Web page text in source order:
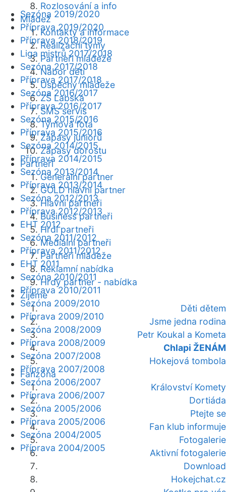
Rozlosování a info
Mládež
Kontakty a informace
Realizační týmy
Partneři mládeže
Nábor dětí
Úspěchy mládeže
ZŠ Labská
SMS servis
Týmová fota
Zápasy juniorů
Zápasy dorostu
Partneři
Generální partner
GOLD hlavní partner
Hlavní partneři
Business partneři
Hrdí partneři
Mediální partneři
Partneři mládeže
Reklamní nabídka
Hrdý partner - nabídka
Žijeme
Děti dětem
Jsme jedna rodina
Petr Koukal a Kometa
Chlapi ŽENÁM
Hokejová tombola
Fanzóna
Království Komety
Dortiáda
Ptejte se
Fan klub informuje
Fotogalerie
Aktivní fotogalerie
Download
Hokejchat.cz
Sezóna 2019/2020
Příprava 2019/2020
Příprava 2018/2019
Liga mistrů 2017/2018
Sezóna 2017/2018
Příprava 2017/2018
Sezóna 2016/2017
Příprava 2016/2017
Sezóna 2015/2016
Příprava 2015/2016
Sezóna 2014/2015
Příprava 2014/2015
Sezóna 2013/2014
Příprava 2013/2014
Sezóna 2012/2013
Příprava 2012/2013
EHT 2012
Sezóna 2011/2012
Příprava 2011/2012
EHT 2011
Sezóna 2010/2011
Příprava 2010/2011
Sezóna 2009/2010
Příprava 2009/2010
Sezóna 2008/2009
Příprava 2008/2009
Sezóna 2007/2008
Příprava 2007/2008
Sezóna 2006/2007
Příprava 2006/2007
Sezóna 2005/2006
Příprava 2005/2006
Sezóna 2004/2005
Příprava 2004/2005